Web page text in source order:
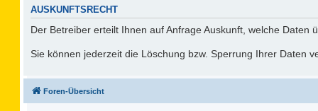
AUSKUNFTSRECHT
Der Betreiber erteilt Ihnen auf Anfrage Auskunft, welche Daten
Sie können jederzeit die Löschung bzw. Sperrung Ihrer Daten
Foren-Übersicht